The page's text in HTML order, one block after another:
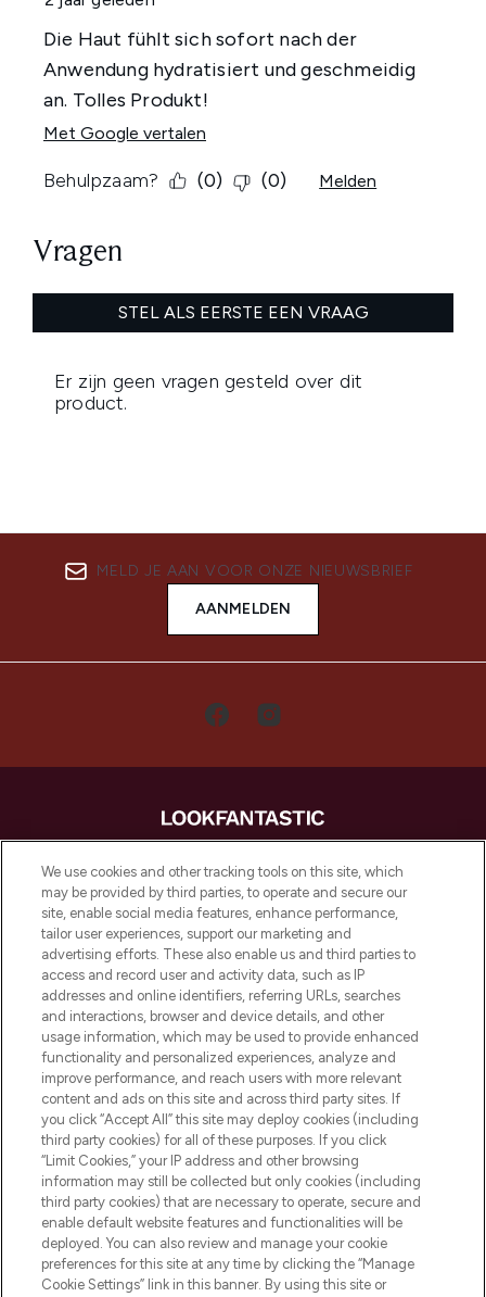
MELD JE AAN VOOR ONZE NIEUWSBRIEF
AANMELDEN
LOOKFANTASTIC is de ultieme online
beautybestemming van Europa, met de
beste huidverzorging, haarproducten en
make-up van meer dan 200 topmerken.
Shop online of via de app, met gratis
verzending vanaf €40.
Cookie-toestemming
Do Not Sell or Share My Personal
Information
HELP & INFORMATIE
BEDRIJFSINFORMATIE
OVER LOOKFANTASTIC
We use cookies and other tracking tools on this site, which
may be provided by third parties, to operate and secure our
site, enable social media features, enhance performance,
tailor user experiences, support our marketing and
advertising efforts. These also enable us and third parties to
access and record user and activity data, such as IP
addresses and online identifiers, referring URLs, searches
and interactions, browser and device details, and other
usage information, which may be used to provide enhanced
functionality and personalized experiences, analyze and
improve performance, and reach users with more relevant
content and ads on this site and across third party sites. If
you click “Accept All” this site may deploy cookies (including
third party cookies) for all of these purposes. If you click
“Limit Cookies,” your IP address and other browsing
information may still be collected but only cookies (including
third party cookies) that are necessary to operate, secure and
enable default website features and functionalities will be
deployed. You can also review and manage your cookie
preferences for this site at any time by clicking the “Manage
Cookie Settings” link in this banner. By using this site or